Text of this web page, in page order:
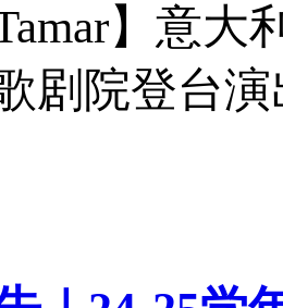
Tamar】意
剧院登台